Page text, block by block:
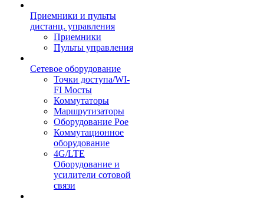
Приемники и пульты
дистанц. управления
Приемники
Пульты управления
Сетевое оборудование
Точки доступа/WI-
FI Мосты
Коммутаторы
Маршрутизаторы
Оборудование Poe
Коммутационное
оборудование
4G/LTE
Оборудование и
усилители сотовой
связи